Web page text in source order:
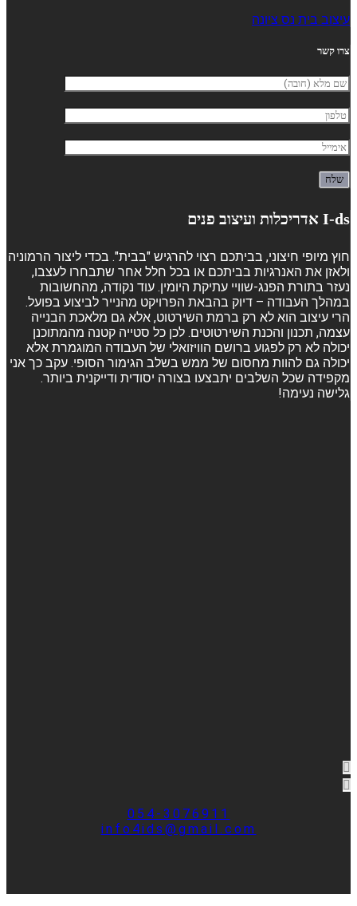
עיצוב בית נס ציונה
צרו קשר
I-ds אדריכלות ועיצוב פנים
חוץ מיופי חיצוני, בביתכם רצוי להרגיש "בבית". בכדי ליצור הרמוניה
ולאזן את האנרגיות בביתכם או בכל חלל אחר שתבחרו לעצבו,
נעזר בתורת הפנג-שוויי עתיקת היומין. עוד נקודה, מהחשובות
במהלך העבודה – דיוק בהבאת הפרויקט מהנייר לביצוע בפועל.
הרי עיצוב הוא לא רק ברמת השירטוט, אלא גם מלאכת הבנייה
עצמה, תכנון והכנת השירטוטים. לכן כל סטייה קטנה מהמתוכנן
יכולה לא רק לפגוע ברושם הוויזואלי של העבודה המוגמרת אלא
יכולה גם להוות מחסום של ממש בשלב הגימור הסופי. עקב כך אני
מקפידה שכל השלבים יתבצעו בצורה יסודית ודייקנית ביותר.
גלישה נעימה!
054-3076911
info4ids@gmail.com